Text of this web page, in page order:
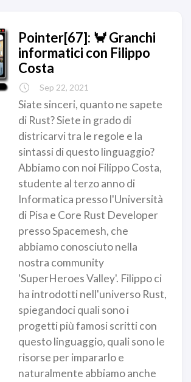
Pointer[67]: 🦀 Granchi
informatici con Filippo
Costa
Sep 22, 2021
Siate sinceri, quanto ne sapete
di Rust? Siete in grado di
districarvi tra le regole e la
sintassi di questo linguaggio?
Abbiamo con noi Filippo Costa,
studente al terzo anno di
Informatica presso l'Università
di Pisa e Core Rust Developer
presso Spacemesh, che
abbiamo conosciuto nella
nostra community
'SuperHeroes Valley'. Filippo ci
ha introdotti nell'universo Rust,
spiegandoci quali sono i
progetti più famosi scritti con
questo linguaggio, quali sono le
risorse per impararlo e
naturalmente abbiamo anche